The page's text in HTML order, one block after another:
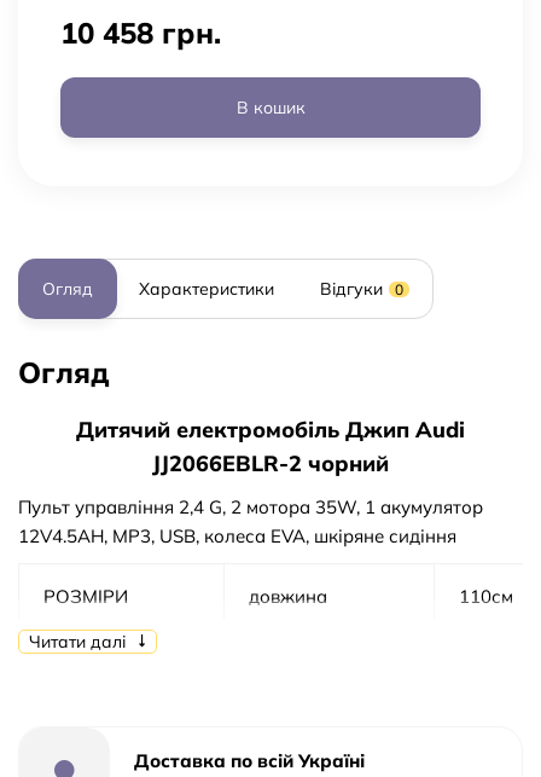
10 458 грн.
В кошик
Огляд Характеристики Відгуки 0
Огляд
Дитячий електромобіль Джип Audi
JJ2066EBLR-2 чорний
Пульт управління 2,4 G, 2 мотора 35W, 1 акумулятор
12V4.5AH, MP3, USB, колеса EVA, шкіряне сидіння
РОЗМІРИ
МОБІЛЯ
довжина 110см
колесах
Читати далі
Доставка по всій Україні